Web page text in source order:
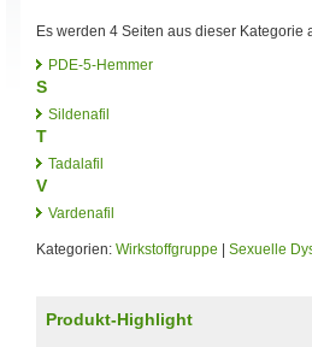
Es werden 4 Seiten aus dieser Kategorie
PDE-5-Hemmer
S
Sildenafil
T
Tadalafil
V
Vardenafil
Kategorien: Wirkstoffgruppe Sexuelle
Produkt-Highlight